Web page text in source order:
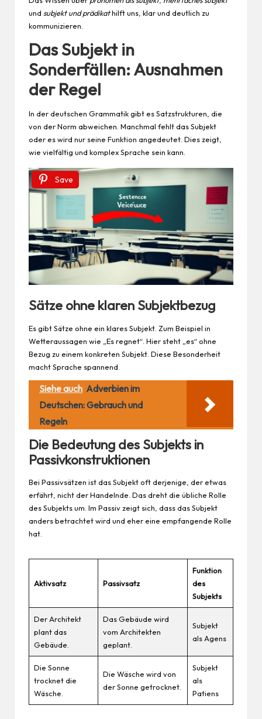
und subjekt und prädikathilft uns, klar und deutlich zu
kommunizieren.
Das Subjekt in
Sonderfällen: Ausnahmen
der Regel
In der deutschen Grammatik gibt es Satzstrukturen, die
von der Norm abweichen. Manchmal fehlt das Subjekt
oder es wird nur seine Funktion angedeutet. Dies zeigt,
wie vielfältig und komplex Sprache sein kann.
Save
Sätze ohne klaren Subjektbezug
Es gibt Sätze ohne ein klares Subjekt. Zum Beispiel in
Wetteraussagen wie „Es regnet“. Hier steht „es“ ohne
Bezug zu einem konkreten Subjekt. Diese Besonderheit
macht Sprache spannend.
Siehe auch Adverbien im
Deutschen: Gebrauch und
Regeln
Die Bedeutung des Subjekts in
Passivkonstruktionen
Bei Passivsätzen ist das Subjekt oft derjenige, der etwas
erfährt, nicht der Handelnde. Das dreht die übliche Rolle
des Subjekts um. Im Passiv zeigt sich, dass das Subjekt
anders betrachtet wird und eher eine empfangende Rolle
hat.
Aktivsatz Passivsatz
Funktion
des
Subjekts
Der Architekt
plant das
Gebäude.
Das Gebäude wird
vom Architekten
geplant.
Subjekt
als Agens
Die Sonne
trocknet die
Wäsche.
Die Wäsche wird von
der Sonne getrocknet.
Subjekt
als
Patiens